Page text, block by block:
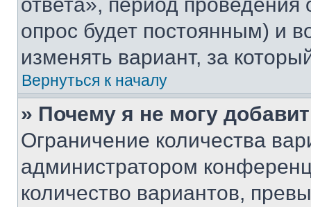
опрос будет постоянным) и
изменять вариант, за
Вернуться к началу
» Почему я не могу
Ограничение количества
администратором
количество вариантов,